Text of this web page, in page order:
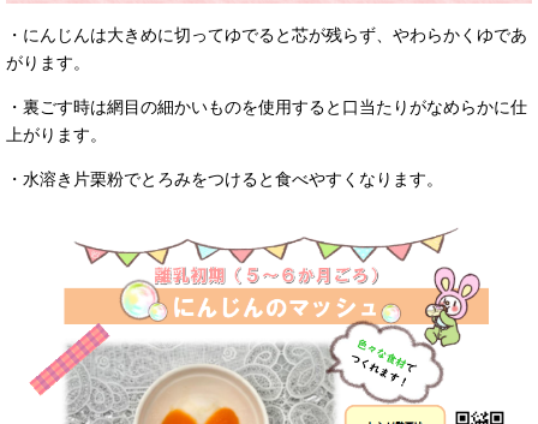
・にんじんは大きめに切ってゆでると芯が残らず、やわらかくゆであ
がります。
・裏ごす時は網目の細かいものを使用すると口当たりがなめらかに仕
上がります。
・水溶き片栗粉でとろみをつけると食べやすくなります。